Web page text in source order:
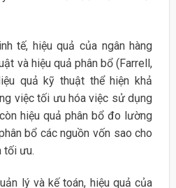
tế, hiệu quả của ngân hàng
và hiệu quả phân bổ (Farrell,
quả kỹ thuật thể hiện khả
việc tối ưu hóa việc sử dụng
hiệu quả phân bổ đo lường
bổ các nguồn vốn sao cho
tối ưu.
lý và kế toán, hiệu quả của